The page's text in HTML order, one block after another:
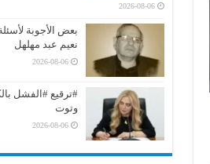
2026-08-06
بعض الأجوبة
نعيم عبد مهلهل
2026-08-06
#ترقيع #الفشل
وتوت
2026-08-06